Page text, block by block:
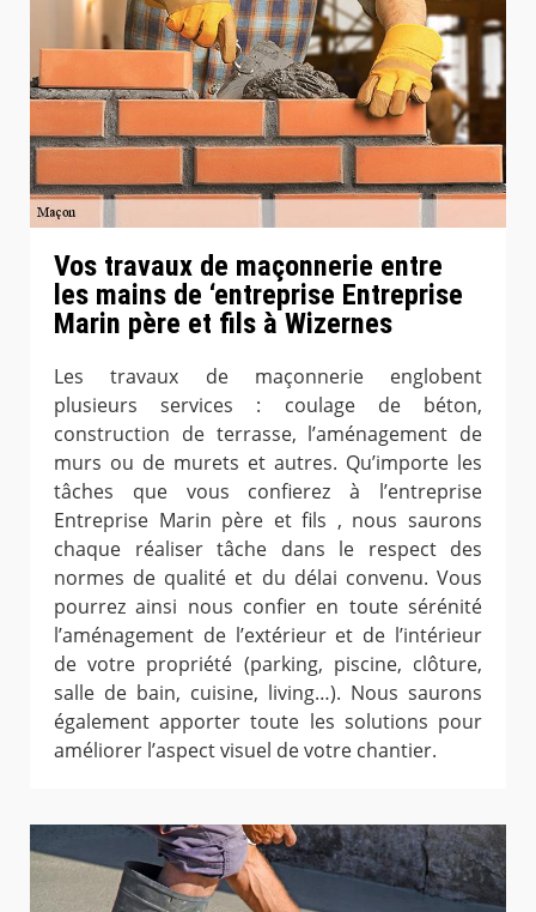
Vos travaux de maçonnerie entre
les mains de ‘entreprise Entreprise
Marin père et fils à Wizernes
Les travaux de maçonnerie englobent
plusieurs services : coulage de béton,
construction de terrasse, l’aménagement de
murs ou de murets et autres. Qu’importe les
tâches que vous confierez à l’entreprise
Entreprise Marin père et fils , nous saurons
chaque réaliser tâche dans le respect des
normes de qualité et du délai convenu. Vous
pourrez ainsi nous confier en toute sérénité
l’aménagement de l’extérieur et de l’intérieur
de votre propriété (parking, piscine, clôture,
salle de bain, cuisine, living…). Nous saurons
également apporter toute les solutions pour
améliorer l’aspect visuel de votre chantier.